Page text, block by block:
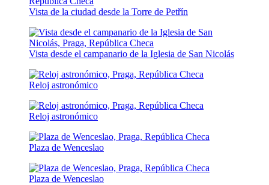
Vista de la ciudad desde la Torre de Petřín
Vista desde el campanario de la Iglesia de San Nicolás
Reloj astronómico
Reloj astronómico
Plaza de Wenceslao
Plaza de Wenceslao